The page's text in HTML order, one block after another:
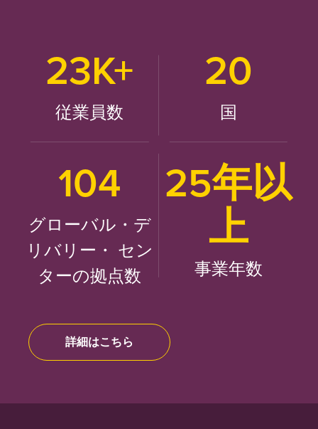
23K+
従業員数
20
国
104
グローバル・デ
リバリー・ セン
ターの拠点数
25年以
上
事業年数
詳細はこちら